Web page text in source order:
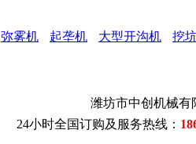
弥雾机 起垄机 大型开沟机 挖
潍坊市中创机械
24小时全国订购及服务热线：